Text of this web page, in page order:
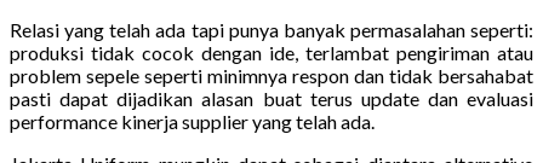
Relasi yang telah ada tapi punya banyak permasalahan seperti:
produksi tidak cocok dengan ide, terlambat pengiriman atau
problem sepele seperti minimnya respon dan tidak bersahabat
pasti dapat dijadikan alasan buat terus update dan evaluasi
performance kinerja supplier yang telah ada.